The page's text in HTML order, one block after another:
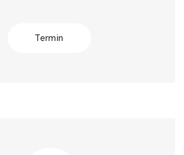
Termin